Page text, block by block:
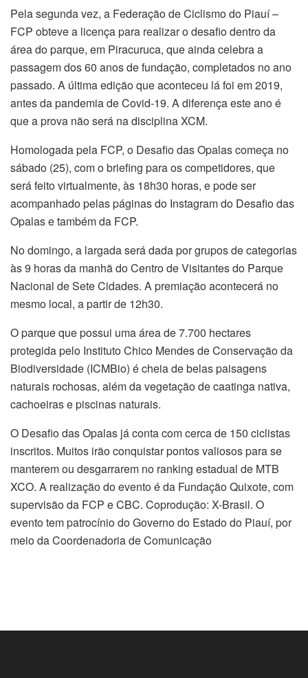
Pela segunda vez, a Federação de Ciclismo do Piauí –
FCP obteve a licença para realizar o desafio dentro da
área do parque, em Piracuruca, que ainda celebra a
passagem dos 60 anos de fundação, completados no ano
passado. A última edição que aconteceu lá foi em 2019,
antes da pandemia de Covid-19. A diferença este ano é
que a prova não será na disciplina XCM.
Homologada pela FCP, o Desafio das Opalas começa no
sábado (25), com o briefing para os competidores, que
será feito virtualmente, às 18h30 horas, e pode ser
acompanhado pelas páginas do Instagram do Desafio das
Opalas e também da FCP.
No domingo, a largada será dada por grupos de categorias
às 9 horas da manhã do Centro de Visitantes do Parque
Nacional de Sete Cidades. A premiação acontecerá no
mesmo local, a partir de 12h30.
O parque que possui uma área de 7.700 hectares
protegida pelo Instituto Chico Mendes de Conservação da
Biodiversidade (ICMBio) é cheia de belas paisagens
naturais rochosas, além da vegetação de caatinga nativa,
cachoeiras e piscinas naturais.
O Desafio das Opalas já conta com cerca de 150 ciclistas
inscritos. Muitos irão conquistar pontos valiosos para se
manterem ou desgarrarem no ranking estadual de MTB
XCO. A realização do evento é da Fundação Quixote, com
supervisão da FCP e CBC. Coprodução: X-Brasil. O
evento tem patrocínio do Governo do Estado do Piauí, por
meio da Coordenadoria de Comunicação